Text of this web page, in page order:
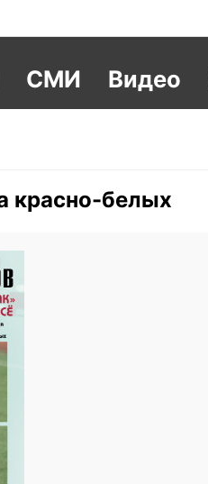
СМИ Видео
красно-белых